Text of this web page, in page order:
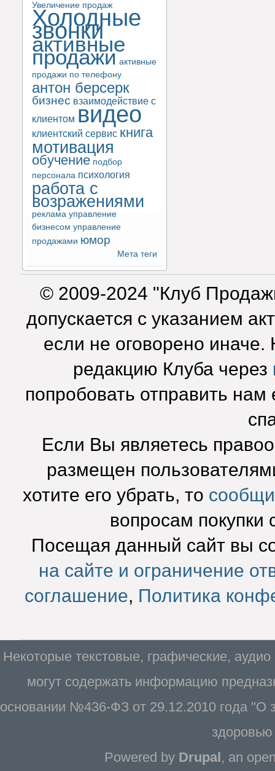
Увеличение продаж
Холодные
звонки
активные
продажи активные
продажи по телефону
антон берсерк
бизнес взаимодействие с
клиентом видео
клиентский сервис книга
мотивация
обучение подбор
персонала психология
работа с
возражениями
реклама управление
бизнесом управление
продажами юмор
Мета теги
© 2009-2024 "Клуб
допускается с указанием
если не оговорено
редакцию Клуба через
попробовать отправить нам
Если Вы являетесь
размещен
хотите его убрать, то
вопросам покупки
Посещая данный сайт вы
на сайте и ограничение
соглашение, Политика
Некоторые текстовые, графические,
могут содержать информацию
основании №436-ФЗ от 29.12.2010 года "О
Powered by Drupal, an